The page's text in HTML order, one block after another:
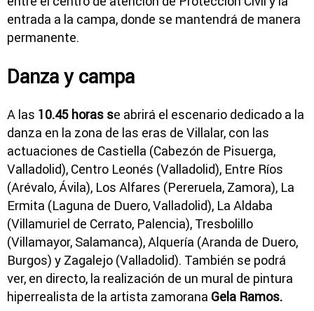
entrada a la campa, donde se mantendrá de manera
permanente.
Danza y campa
A las 10.45 horas se abrirá el escenario dedicado a la
danza en la zona de las eras de Villalar, con las
actuaciones de Castiella (Cabezón de Pisuerga,
Valladolid), Centro Leonés (Valladolid), Entre Ríos
(Arévalo, Ávila), Los Alfares (Pereruela, Zamora), La
Ermita (Laguna de Duero, Valladolid), La Aldaba
(Villamuriel de Cerrato, Palencia), Tresbolillo
(Villamayor, Salamanca), Alquería (Aranda de Duero,
Burgos) y Zagalejo (Valladolid). También se podrá
ver, en directo, la realización de un mural de pintura
hiperrealista de la artista zamorana Gela Ramos.